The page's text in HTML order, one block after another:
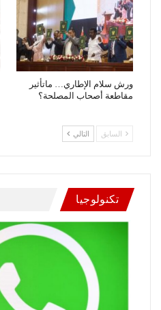
ورش سلام الإطاري… ماتأثير
مقاطعة أصحاب المصلحة؟
السابق التالي
تكنولوجيا